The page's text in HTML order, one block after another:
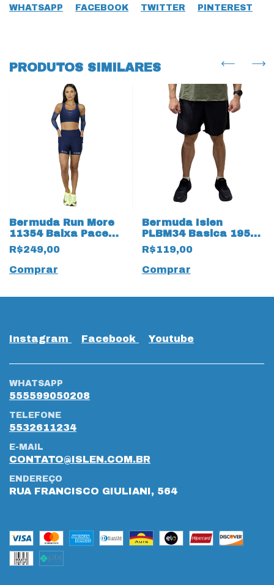
WHATSAPP FACEBOOK TWITTER PINTEREST
PRODUTOS SIMILARES
Bermuda Run More
11354 Baixa Pace
Azul
R$249,00
Comprar
Bermuda Islen
PLBM34 Basica 19503
Preta com Bolsos
R$119,00
Comprar
Instagram Facebook Youtube
WHATSAPP
555599050208
TELEFONE
5532611234
E-MAIL
CONTATO@ISLEN.COM.BR
ENDEREÇO
RUA FRANCISCO GIULIANI, 564